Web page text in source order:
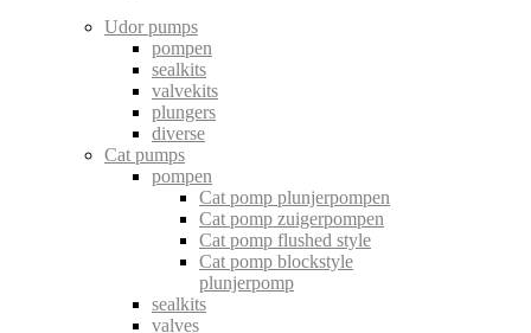
Udor pumps
pompen
sealkits
valvekits
plungers
diverse
Cat pumps
pompen
Cat pomp plunjerpompen
Cat pomp zuigerpompen
Cat pomp flushed style
Cat pomp blockstyle
plunjerpomp
sealkits
valves